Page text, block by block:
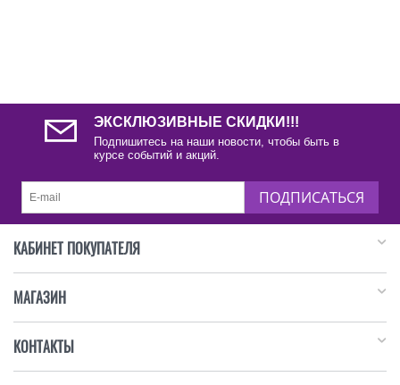
ЭКСКЛЮЗИВНЫЕ СКИДКИ!!!
Подпишитесь на наши новости, чтобы быть в
курсе событий и акций.
ПОДПИСАТЬСЯ
КАБИНЕТ ПОКУПАТЕЛЯ
МАГАЗИН
КОНТАКТЫ